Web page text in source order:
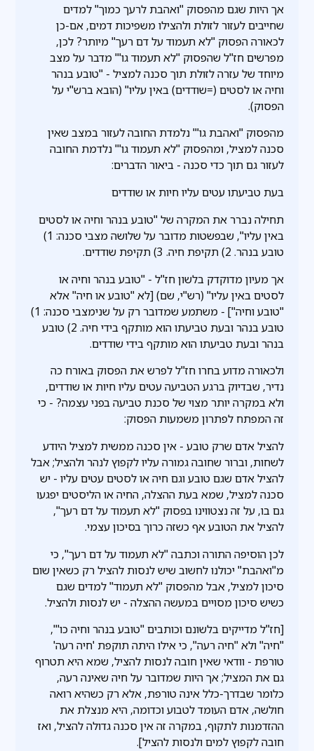
אך היות שגם מהפסוק "ואהבת לרעך כמוך" למדים
שחייבים לעזור לזולת ולהצילו משפיכות דמים, אם-כן
לכאורה הפסוק "לא תעמוד על דם רעך" מיותר? לכן,
מפרשים חז"ל שהפסוק "לא תעמוד גו'" מדבר על מצב
מיוחד של עזרה לזולת תוך סכנה למציל - "טובע בנהר
וחיה או לסטים (=שודדים) באין עליו" (הובא ברש"י על
הפסוק).
מהפסוק "ואהבת גו'" נלמדת החובה לעזור במצב שאין
סכנה למציל, ומהפסוק "לא תעמוד גו'" נלדמת החובה
לעזור גם תוך כדי סכנה - ביאור הדברים:
בעת טביעתו עטים עליו חיות או שודדים
תחילה נברר את המקרה של "טובע בנהר וחיה או לסטים
באין עליו", שבפשטות מדובר על שלושה מצבי סכנה: 1)
טובע בנהר. 2) תקיפת חיה. 3) תקיפת שודדים.
אך מעיון מדוקדק בלשון חז"ל - "טובע בנהר וחיה או
לסטים באין עליו" (רש"י, שם) [לא "טובע או חיה" אלא
"טובע וחיה"] - משתמע שמדובר רק על שנימצבי סכנה: 1)
טובע בנהר ובעת טביעתו הוא מותקף בידי חיה. 2) טובע
בנהר ובעת טביעתו הוא מותקף בידי שודדים.
ולכאורה מדוע בחרו חז"ל לפרש את הפסוק באורח כה
נדיר, שבדיוק ברגע הטביעה עטים עליו חיות או שודדים,
ולא במקרה יותר מצוי של סכנת טביעה בפני עצמה? - כי
זה המפתח לפתרון משמעות הפסוק:
להציל אדם שרק טובע - אין סכנה ממשית למציל היודע
לשחות, וברור שחובה גמורה עליו לקפוץ לנהר ולהציל; אבל
להציל אדם שגם טובע וגם חיה או לסטים עטים עליו - יש
סכנה למציל, שמא בעת ההצלה, החיה או הליסטים יפגעו
גם בו, על זה נצטווינו בפסוק "לא תעמוד על דם רעך",
להציל את הטובע אף כשזה כרוך בסיכון עצמי.
לכן הוסיפה התורה וכתבה "לא תעמוד על דם רעך", כי
מ"ואהבת" יכולנו לחשוב שיש לנסות להציל רק כשאין שום
סיכון למציל, אבל מהפסוק "לא תעמוד" למדים שגם
כשיש סיכון מסויים במעשה ההצלה - יש לנסות ולהציל.
[חז"ל מדייקים בלשונם וכותבים "טובע בנהר וחיה כו'",
"חיה" ולא "חיה רעה", כי אילו היתה תוקפת 'חיה רעה'
טורפת - וודאי שאין חובה לנסות להציל, שמא היא תטרוף
גם את המציל; אך היות שמדובר על חיה שאינה רעה,
כלומר שבדרך-כלל אינה טורפת, אלא רק כשהיא רואה
חולשה, אדם העומד לטבוע וכדומה, היא מנצלת את
ההזדמנות לתקוף, במקרה זה אין סכנה גדולה להציל, ואז
חובה לקפוץ למים ולנסות להציל].